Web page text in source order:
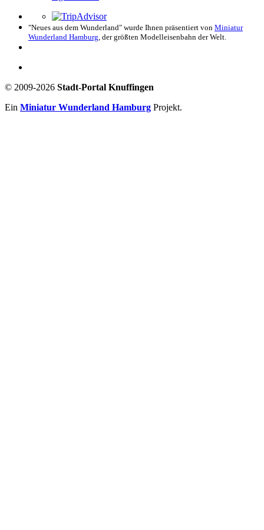
"Neues aus dem Wunderland" wurde Ihnen präsentiert von Miniatur
Wunderland Hamburg , der größten Modelleisenbahn der Welt.
© 2009-2026 Stadt-Portal Knuffingen
Ein Miniatur Wunderland Hamburg Projekt.